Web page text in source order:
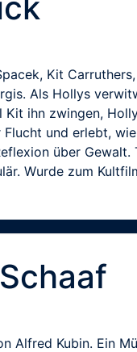
Kit
Als Hollys
ihn zwingen,
und erlebt,
über
Wurde zum
Alfred Kubin. Ein